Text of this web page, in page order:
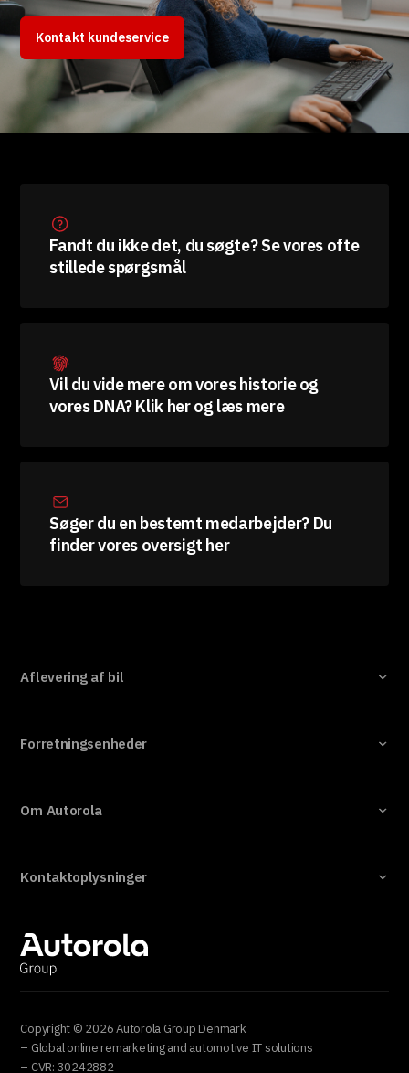
Kontakt kundeservice
Fandt du ikke det, du søgte? Se vores ofte
stillede spørgsmål
Vil du vide mere om vores historie og
vores DNA? Klik her og læs mere
Søger du en bestemt medarbejder? Du
finder vores oversigt her
Aflevering af bil
Forretningsenheder
Om Autorola
Kontaktoplysninger
Copyright © 2026 Autorola Group Denmark
– Global online remarketing and automotive IT solutions
– CVR: 30242882